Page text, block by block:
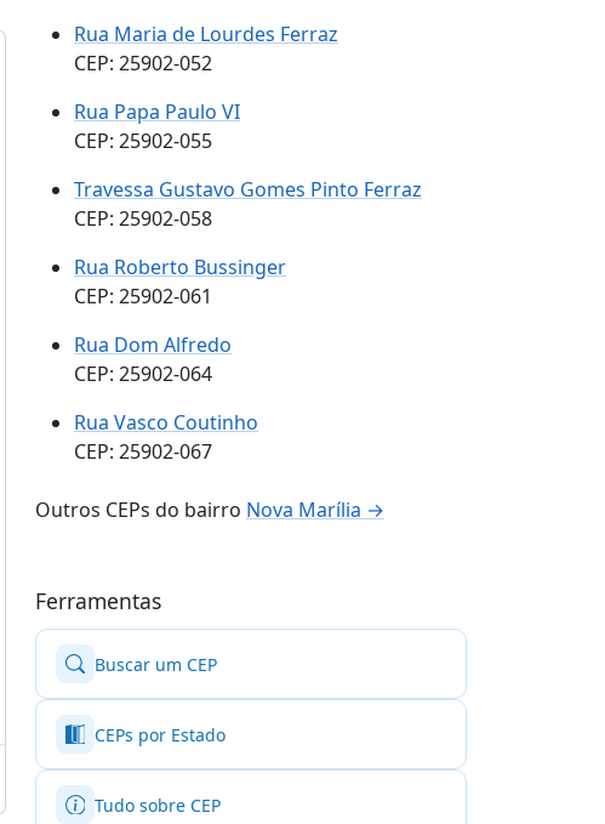
Rua Maria de Lourdes Ferraz
CEP: 25902-052
Rua Papa Paulo VI
CEP: 25902-055
Travessa Gustavo Gomes Pinto Ferraz
CEP: 25902-058
Rua Roberto Bussinger
CEP: 25902-061
Rua Dom Alfredo
CEP: 25902-064
Rua Vasco Coutinho
CEP: 25902-067
Outros CEPs do bairro Nova Marília →
Ferramentas
Buscar um CEP
CEPs por Estado
Tudo sobre CEP